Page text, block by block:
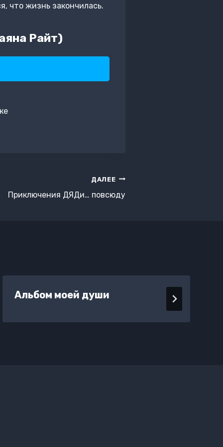
что жизнь закончилась.
Райт)
ДАЛЕЕ
Приключения ДЯДи… повсюду
Альбом моей души